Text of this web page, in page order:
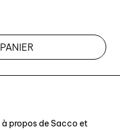
propos de Sacco et